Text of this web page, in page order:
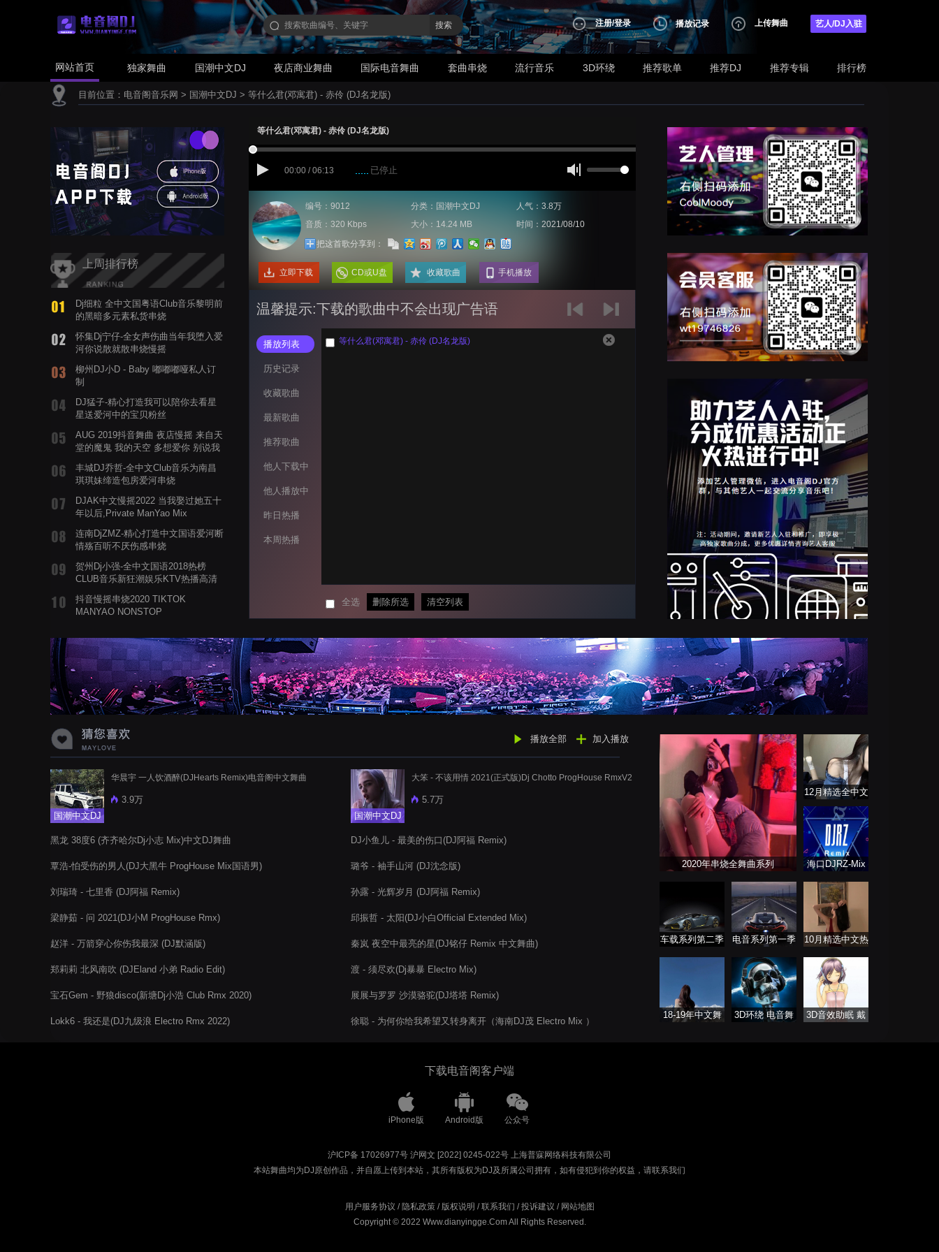
搜索 注册/登录 播放记录 上传舞曲 艺人/DJ入驻
网站首页 独家舞曲 国潮中文DJ 夜店商业舞曲 国际电音舞曲 套曲串烧 流行音乐 3D环绕 推荐歌单 推荐DJ 推荐专辑 排行榜
目前位置： 电音阁音乐网 > 国潮中文DJ > 等什么君(邓寓君) - 赤伶 (DJ名龙版)
上周排行榜
Dj细粒 全中文国粤语Club音乐黎明前
的黑暗多元素私货串烧
怀集Dj宁仔-全女声伤曲当年我堕入爱
河你说散就散串烧慢摇
柳州DJ小D - Baby 嘟嘟嘟哑私人订
制
DJ猛子-精心打造我可以陪你去看星
星送爱河中的宝贝粉丝
AUG 2019抖音舞曲 夜店慢摇 来自天
堂的魔鬼 我的天空 多想爱你 别说我
丰城DJ乔哲-全中文Club音乐为南昌
琪琪妹缔造包房爱河串烧
DJAK中文慢摇2022 当我娶过她五十
年以后,Private ManYao Mix
连南DjZMZ-精心打造中文国语爱河断
情殇百听不厌伤感串烧
贺州Dj小强-全中文国语2018热榜
CLUB音乐新狂潮娱乐KTV热播高清
抖音慢摇串烧2020 TIKTOK
MANYAO NONSTOP
蝉爸爸妈妈爱存在夏天的风是想你的
声音啊
等什么君(邓寓君) - 赤伶 (DJ名龙版)
00:00 / 06:13 已停止
编号：9012 分类：国潮中文DJ
人气：3.8万
音质：320 Kbps
大小：14.24 MB
时间：2021/08/10
把这首歌分享到：
立即下载 CD或U盘 收藏歌曲 手机播放
温馨提示:下载的歌曲中不会出现广告语
播放列表
历史记录
收藏歌曲
最新歌曲
推荐歌曲
他人下载中
他人播放中
昨日热播
本周热播
等什么君(邓寓君) - 赤伶 (DJ名龙版)
全选 删除所选 清空列表
播放全部 加入播放
国潮中文DJ
华晨宇 一人饮酒醉(DJHearts Remix)电音阁中文舞曲
3.9万
黑龙 38度6 (齐齐哈尔Dj小志 Mix)中文DJ舞曲
覃浩-怕受伤的男人(DJ大黑牛 ProgHouse Mix国语男)
刘瑞琦 - 七里香 (DJ阿福 Remix)
梁静茹 - 问 2021(DJ小M ProgHouse Rmx)
赵洋 - 万箭穿心你伤我最深 (DJ默涵版)
郑莉莉 北风南吹 (DJEland 小弟 Radio Edit)
宝石Gem - 野狼disco(新塘Dj小浩 Club Rmx 2020)
Lokk6 - 我还是(DJ九级浪 Electro Rmx 2022)
国潮中文DJ
大笨 - 不该用情 2021(正式版)Dj Chotto ProgHouse RmxV2
5.7万
DJ小鱼儿 - 最美的伤口(DJ阿福 Remix)
璐爷 - 袖手山河 (DJ沈念版)
孙露 - 光辉岁月 (DJ阿福 Remix)
邱振哲 - 太阳(DJ小白Official Extended Mix)
秦岚 夜空中最亮的星(DJ铭仔 Remix 中文舞曲)
渡 - 须尽欢(Dj暴暴 Electro Mix)
展展与罗罗 沙漠骆驼(DJ塔塔 Remix)
徐聪 - 为何你给我希望又转身离开（海南DJ茂 Electro Mix ）
2020年串烧全舞曲系列
12月精选全中文
DJ舞曲系列
海口DJRZ-Mix
车载系列第二季 电音系列第一季
10月精选中文热
18-19年中文舞
3D环绕 电音舞
3D音效助眠 戴
下载电音阁客户端
iPhone版 Android版 公众号
沪ICP备 17026977号 沪网文 [2022] 0245-022号 上海普寐网络科技有限公司
本站舞曲均为DJ原创作品，并自愿上传到本站，其所有版权为DJ及所属公司拥有，如有侵犯到你的权益，请联系我们
用户服务协议 / 隐私政策/ 版权说明 /联系我们 /投诉建议 / 网站地图
Copyright © 2022 Www.dianyingge.Com All Rights Reserved.